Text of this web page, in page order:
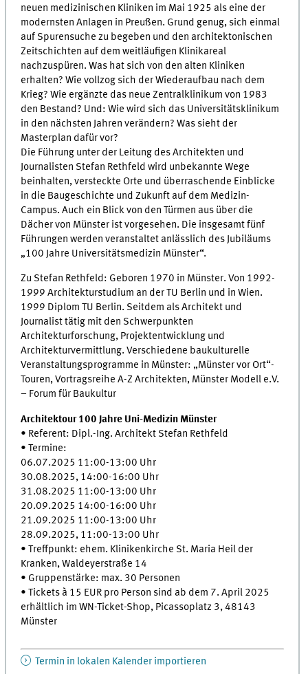
neuen medizinischen Kliniken im Mai 1925 als eine der
modernsten Anlagen in Preußen. Grund genug, sich einmal
auf Spurensuche zu begeben und den architektonischen
Zeitschichten auf dem weitläufigen Klinikareal
nachzuspüren. Was hat sich von den alten Kliniken
erhalten? Wie vollzog sich der Wiederaufbau nach dem
Krieg? Wie ergänzte das neue Zentralklinikum von 1983
den Bestand? Und: Wie wird sich das Universitätsklinikum
in den nächsten Jahren verändern? Was sieht der
Masterplan dafür vor?
Die Führung unter der Leitung des Architekten und
Journalisten Stefan Rethfeld wird unbekannte Wege
beinhalten, versteckte Orte und überraschende Einblicke
in die Baugeschichte und Zukunft auf dem Medizin-
Campus. Auch ein Blick von den Türmen aus über die
Dächer von Münster ist vorgesehen. Die insgesamt fünf
Führungen werden veranstaltet anlässlich des Jubiläums
„100 Jahre Universitätsmedizin Münster“.
Zu Stefan Rethfeld: Geboren 1970 in Münster. Von 1992-
1999 Architekturstudium an der TU Berlin und in Wien.
1999 Diplom TU Berlin. Seitdem als Architekt und
Journalist tätig mit den Schwerpunkten
Architekturforschung, Projektentwicklung und
Architekturvermittlung. Verschiedene baukulturelle
Veranstaltungsprogramme in Münster: „Münster vor Ort“-
Touren, Vortragsreihe A-Z Architekten, Münster Modell e.V.
– Forum für Baukultur
Architektour 100 Jahre Uni-Medizin Münster
• Referent: Dipl.-Ing. Architekt Stefan Rethfeld
• Termine:
06.07.2025 11:00-13:00 Uhr
30.08.2025, 14:00-16:00 Uhr
31.08.2025 11:00-13:00 Uhr
20.09.2025 14:00-16:00 Uhr
21.09.2025 11:00-13:00 Uhr
28.09.2025, 11:00-13:00 Uhr
• Treffpunkt: ehem. Klinikenkirche St. Maria Heil der
Kranken, Waldeyerstraße 14
• Gruppenstärke: max. 30 Personen
• Tickets à 15 EUR pro Person sind ab dem 7. April 2025
erhältlich im WN-Ticket-Shop, Picassoplatz 3, 48143
Münster
Termin in lokalen Kalender importieren